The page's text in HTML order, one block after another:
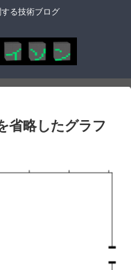
る技術ブログ
省略したグラフ